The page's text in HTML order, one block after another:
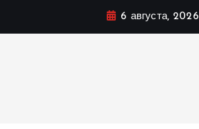
6 августа, 2026